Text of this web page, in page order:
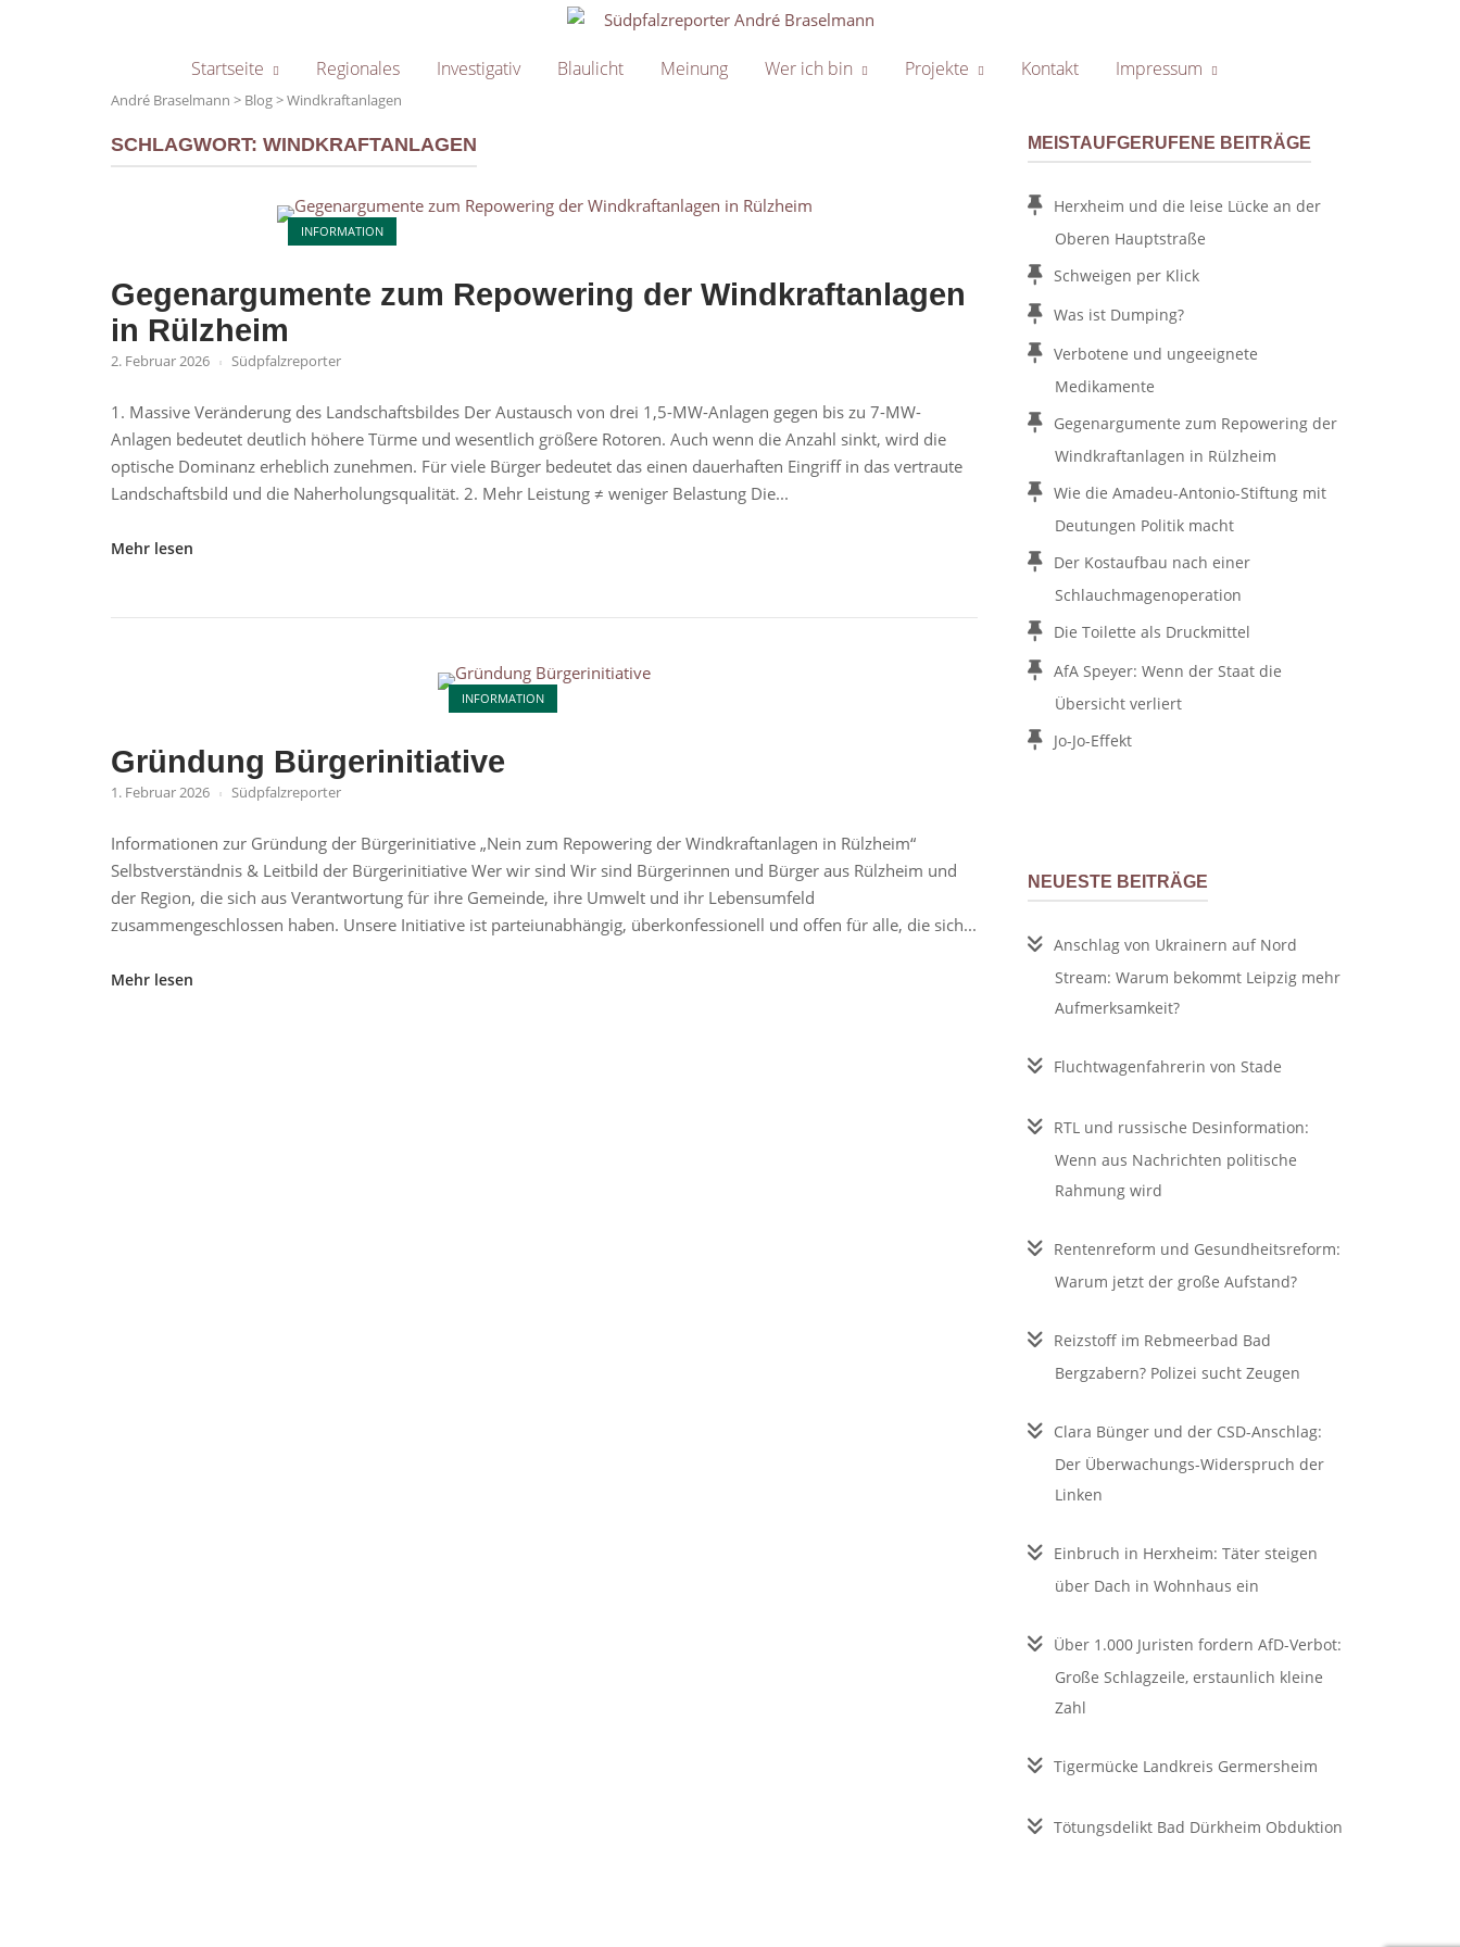
Home
Startseite Regionales Investigativ Blaulicht Meinung Wer ich bin Projekte Kontakt Impressum
André Braselmann > Blog>Windkraftanlagen
SCHLAGWORT: WINDKRAFTANLAGEN
INFORMATION
Open post
Gegenargumente zum Repowering der Windkraftanlagen
in Rülzheim
2. Februar 2026 Südpfalzreporter
1. Massive Veränderung des Landschaftsbildes Der Austausch von drei 1,5-MW-Anlagen gegen bis zu 7-MW-
Anlagen bedeutet deutlich höhere Türme und wesentlich größere Rotoren. Auch wenn die Anzahl sinkt, wird die
optische Dominanz erheblich zunehmen. Für viele Bürger bedeutet das einen dauerhaften Eingriff in das vertraute
Landschaftsbild und die Naherholungsqualität. 2. Mehr Leistung ≠ weniger Belastung Die...
"Gegenargumente
Mehr lesen
INFORMATION
Open post
Gründung Bürgerinitiative
1. Februar 2026 Südpfalzreporter
Informationen zur Gründung der Bürgerinitiative „Nein zum Repowering der Windkraftanlagen in Rülzheim“
Selbstverständnis & Leitbild der Bürgerinitiative Wer wir sind Wir sind Bürgerinnen und Bürger aus Rülzheim und
der Region, die sich aus Verantwortung für ihre Gemeinde, ihre Umwelt und ihr Lebensumfeld
zusammengeschlossen haben. Unsere Initiative ist parteiunabhängig, überkonfessionell und offen für alle, die sich...
"Gründung
Mehr lesen
MEISTAUFGERUFENE BEITRÄGE
Herxheim und die leise Lücke an der
Oberen Hauptstraße
Schweigen per Klick
Was ist Dumping?
Verbotene und ungeeignete
Medikamente
Gegenargumente zum Repowering der
Windkraftanlagen in Rülzheim
Wie die Amadeu-Antonio-Stiftung mit
Deutungen Politik macht
Der Kostaufbau nach einer
Schlauchmagenoperation
Die Toilette als Druckmittel
AfA Speyer: Wenn der Staat die
Übersicht verliert
Jo-Jo-Effekt
NEUESTE BEITRÄGE
Anschlag von Ukrainern auf Nord
Stream: Warum bekommt Leipzig mehr
Aufmerksamkeit?
Fluchtwagenfahrerin von Stade
RTL und russische Desinformation:
Wenn aus Nachrichten politische
Rahmung wird
Rentenreform und Gesundheitsreform:
Warum jetzt der große Aufstand?
Reizstoff im Rebmeerbad Bad
Bergzabern? Polizei sucht Zeugen
Clara Bünger und der CSD-Anschlag:
Der Überwachungs-Widerspruch der
Linken
Einbruch in Herxheim: Täter steigen
über Dach in Wohnhaus ein
Über 1.000 Juristen fordern AfD-Verbot:
Große Schlagzeile, erstaunlich kleine
Zahl
Tigermücke Landkreis Germersheim
Tötungsdelikt Bad Dürkheim Obduktion